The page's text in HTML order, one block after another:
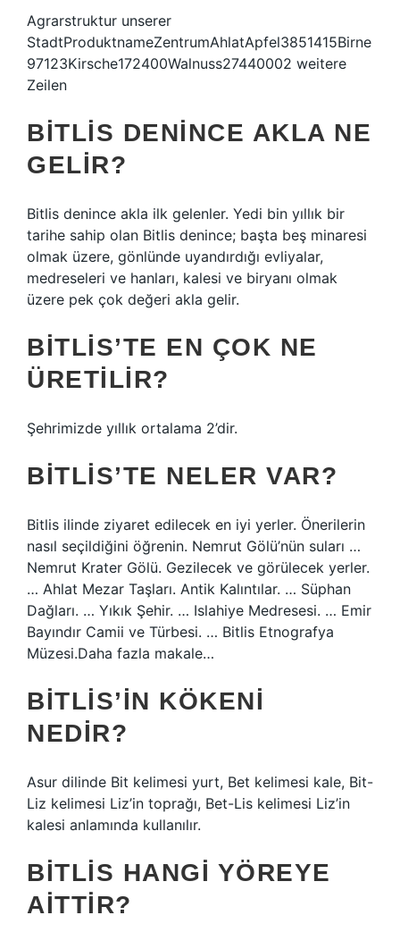
Agrarstruktur unserer
StadtProduktnameZentrumAhlatApfel3851415Birne
97123Kirsche172400Walnuss27440002 weitere
Zeilen
BITLIS DENINCE AKLA NE
GELIR?
Bitlis denince akla ilk gelenler. Yedi bin yıllık bir
tarihe sahip olan Bitlis denince; başta beş minaresi
olmak üzere, gönlünde uyandırdığı evliyalar,
medreseleri ve hanları, kalesi ve biryanı olmak
üzere pek çok değeri akla gelir.
BITLIS’TE EN ÇOK NE
ÜRETILIR?
Şehrimizde yıllık ortalama 2’dir.
BITLIS’TE NELER VAR?
Bitlis ilinde ziyaret edilecek en iyi yerler. Önerilerin
nasıl seçildiğini öğrenin. Nemrut Gölü’nün suları …
Nemrut Krater Gölü. Gezilecek ve görülecek yerler.
… Ahlat Mezar Taşları. Antik Kalıntılar. … Süphan
Dağları. … Yıkık Şehir. … Islahiye Medresesi. … Emir
Bayındır Camii ve Türbesi. … Bitlis Etnografya
Müzesi.Daha fazla makale…
BITLIS’IN KÖKENI
NEDIR?
Asur dilinde Bit kelimesi yurt, Bet kelimesi kale, Bit-
Liz kelimesi Liz’in toprağı, Bet-Lis kelimesi Liz’in
kalesi anlamında kullanılır.
BITLIS HANGI YÖREYE
AITTIR?